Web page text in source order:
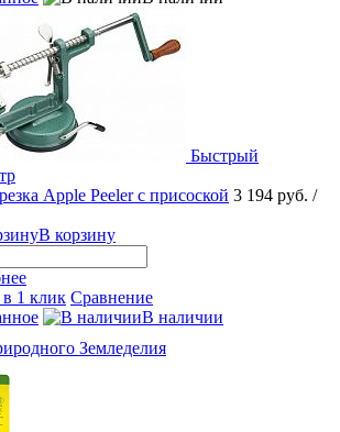
Быстрый
Apple Peeler с присоской 3 194 руб. /
В корзину
1 клик Сравнение
В наличии
Земледелия